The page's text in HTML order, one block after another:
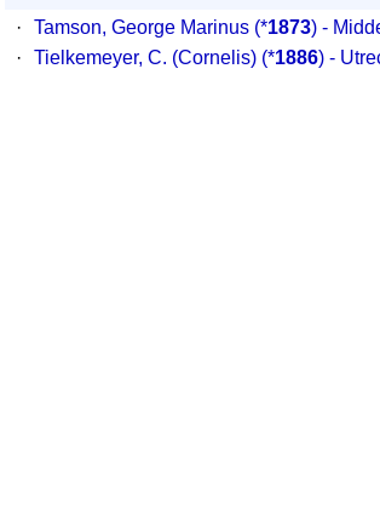
·
Tamson, George Marinus (*1873) -
·
Tielkemeyer, C. (Cornelis) (*1886) -